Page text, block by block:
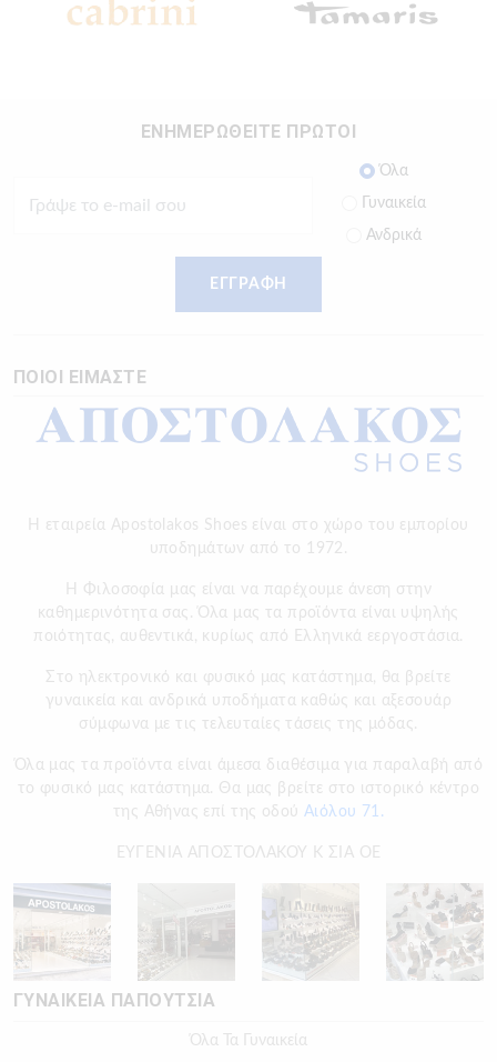
ΕΝΗΜΕΡΩΘΕΙΤΕ ΠΡΩΤΟΙ
Όλα
Γυναικεία
Ανδρικά
ΕΓΓΡΑΦΗ
ΠΟΙΟΙ ΕΙΜΑΣΤΕ
Η εταιρεία Apostolakos Shoes είναι στο χώρο του εμπορίου
υποδημάτων από το 1972.
H Φιλοσοφία μας είναι να παρέχουμε άνεση στην
καθημερινότητα σας. Όλα μας τα προϊόντα είναι υψηλής
ποιότητας, αυθεντικά, κυρίως από Ελληνικά εεργοστάσια.
Στο ηλεκτρονικό και φυσικό μας κατάστημα, θα βρείτε
γυναικεία και ανδρικά υποδήματα καθώς και αξεσουάρ
σύμφωνα με τις τελευταίες τάσεις της μόδας.
Όλα μας τα προϊόντα είναι άμεσα διαθέσιμα για παραλαβή από
το φυσικό μας κατάστημα. Θα μας βρείτε στο ιστορικό κέντρο
της Αθήνας επί της οδού Αιόλου 71.
ΕΥΓΕΝΙΑ ΑΠΟΣΤΟΛΑΚΟΥ Κ ΣΙΑ ΟΕ
ΓΥΝΑΙΚΕΙΑ ΠΑΠΟΥΤΣΙΑ
Όλα Τα Γυναικεία